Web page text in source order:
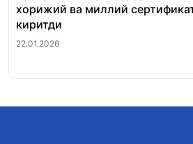
хорижий ва миллий
киритди
22.01.2026